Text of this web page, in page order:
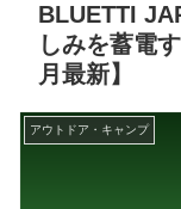
BLUETTI
しみを蓄電
月最新】
アウトドア・キャンプ